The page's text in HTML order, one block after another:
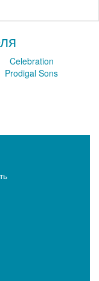
Celebration
Prodigal Sons